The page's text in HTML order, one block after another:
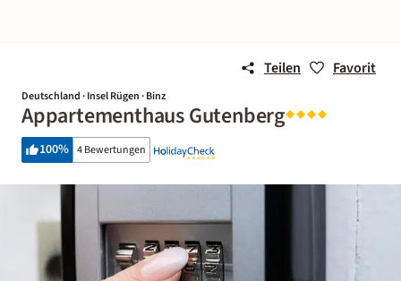
Teilen Favorit
Deutschland · Insel Rügen · Binz
Appartementhaus Gutenberg
100% 4 Bewertungen